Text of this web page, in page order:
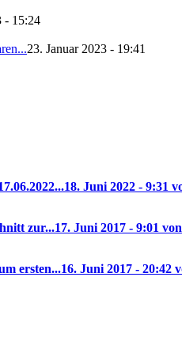
- 15:24
23. Januar 2023 - 19:41
18. Juni 2022 - 9:31
zur...17. Juni 2017 - 9:01
ersten...16. Juni 2017 - 20:42